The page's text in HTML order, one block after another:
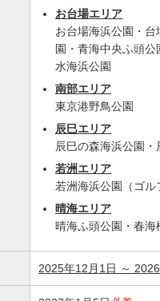
お台場エリア
お台場海浜公園・
園・青海中央ふ頭
水海浜公園
南部エリア
東京港野鳥公園
辰巳エリア
辰巳の森海浜公園
若洲エリア
若洲海浜公園（ゴ
晴海エリア
晴海ふ頭公園・春海
2025年12月1日 ～